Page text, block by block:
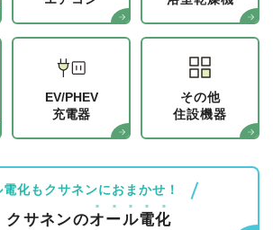
EV/PHEV
充電器
その他
住設機器
化もクサネンにおまかせ！
クサネンのオール電化